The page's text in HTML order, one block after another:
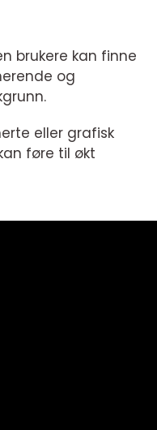
brukere kan finne
og
eller grafisk
føre til økt